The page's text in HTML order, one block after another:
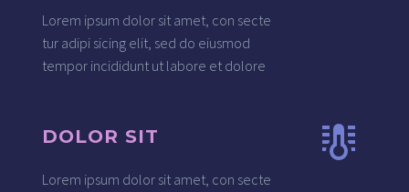
Lorem ipsum dolor sit amet, con secte
tur adipi sicing elit, sed do eiusmod
tempor incididunt ut labore et dolore
DOLOR SIT
Lorem ipsum dolor sit amet, con secte